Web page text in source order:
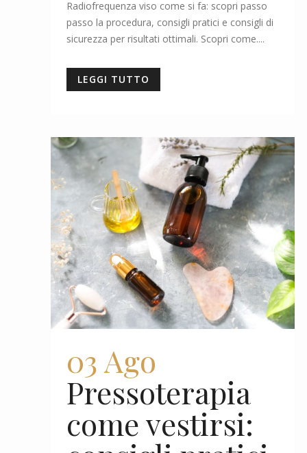
Radiofrequenza viso come si fa: scopri passo
passo la procedura, consigli pratici e consigli di
sicurezza per risultati ottimali. Scopri come....
LEGGI TUTTO
03 Ago
Pressoterapia
come vestirsi: